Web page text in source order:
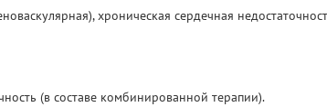
хроническая сердечная
(в составе комбинированной терапии).